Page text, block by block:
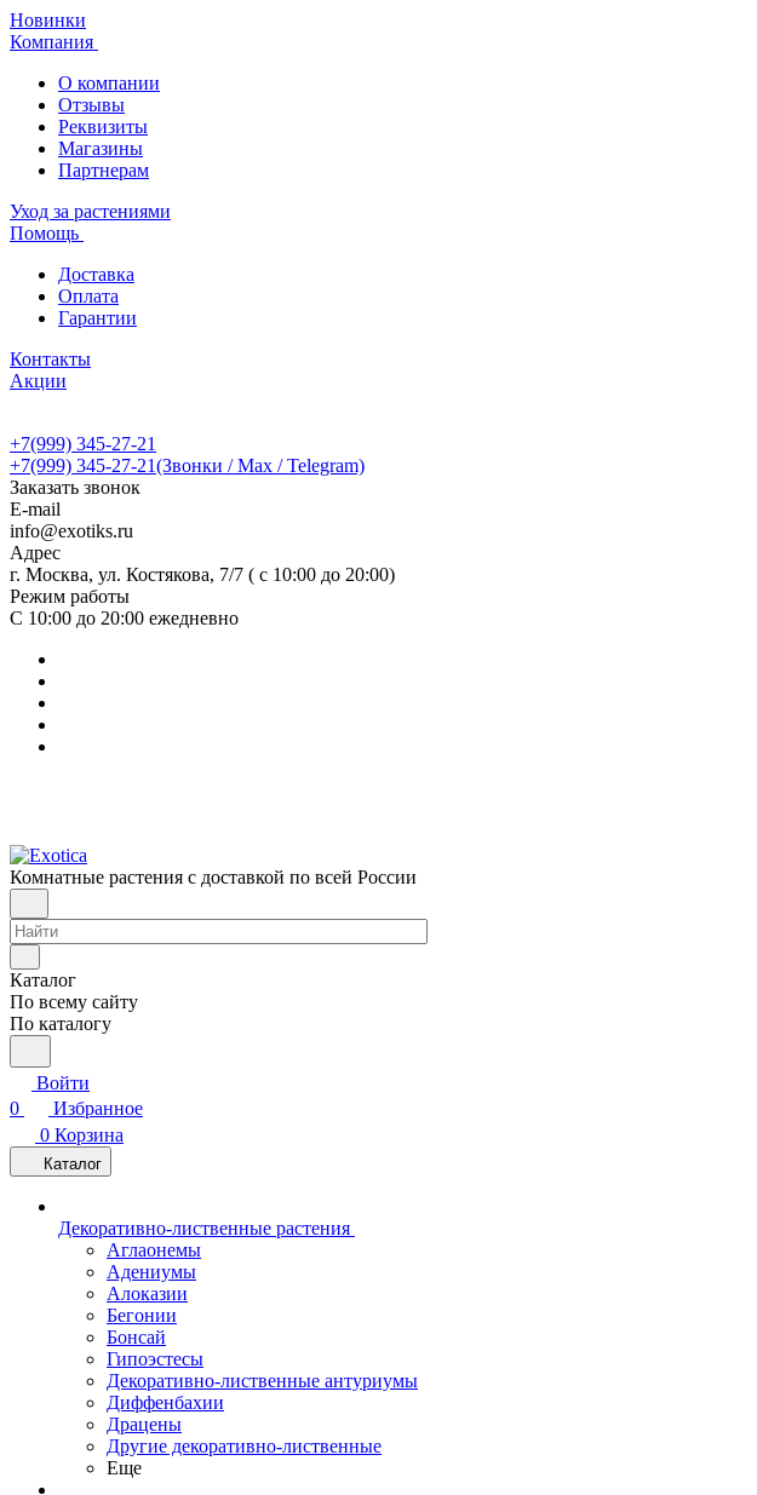
Новинки
Компания
О компании
Отзывы
Реквизиты
Магазины
Партнерам
Уход за растениями
Помощь
Доставка
Оплата
Гарантии
Контакты
Акции
+7(999) 345-27-21
+7(999) 345-27-21(Звонки / Max / Telegram)
Заказать звонок
E-mail
info@exotiks.ru
Адрес
г. Москва, ул. Костякова, 7/7 ( с 10:00 до 20:00)
Режим работы
С 10:00 до 20:00 ежедневно
Комнатные растения с доставкой по всей России
Каталог
По всему сайту
По каталогу
Войти
0
Избранное
0 Корзина
Каталог
Декоративно-лиственные растения
Аглаонемы
Адениумы
Алоказии
Бегонии
Бонсай
Гипоэстесы
Декоративно-лиственные антуриумы
Диффенбахии
Драцены
Другие декоративно-лиственные
Еще